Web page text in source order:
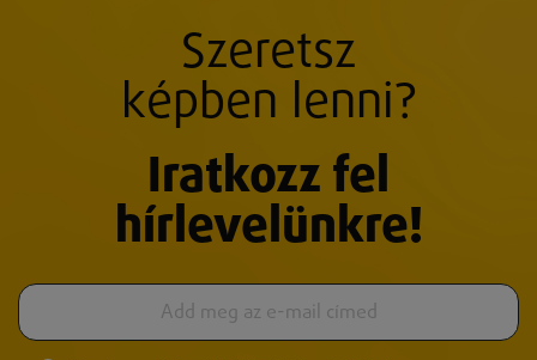
Szeretsz
képben lenni?
Iratkozz fel
hírlevelünkre!